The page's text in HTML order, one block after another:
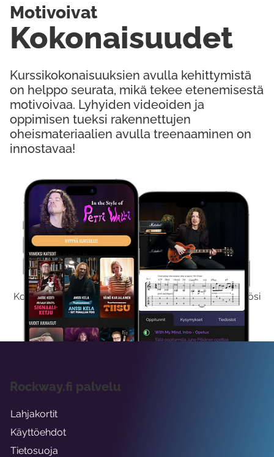
Kokeile Ilmaiseksi
Kokeilemalla ilmaiseksi saat koko sisältömme käyttöösi
viikon ajaksi.
Kurssikokonaisuuksien avulla kehittymistä
on helppo seurata, mikä tekee etenemisestä
motivoivaa. Lyhyiden videoiden ja
oppimisen tueksi rakennettujen
oheismateriaalien avulla treenaaminen on
innostavaa!
Kokonaisuudet
Motivoivat
Rockway.fi palvelu
Lahjakortit
Käyttöehdot
Tietosuoja